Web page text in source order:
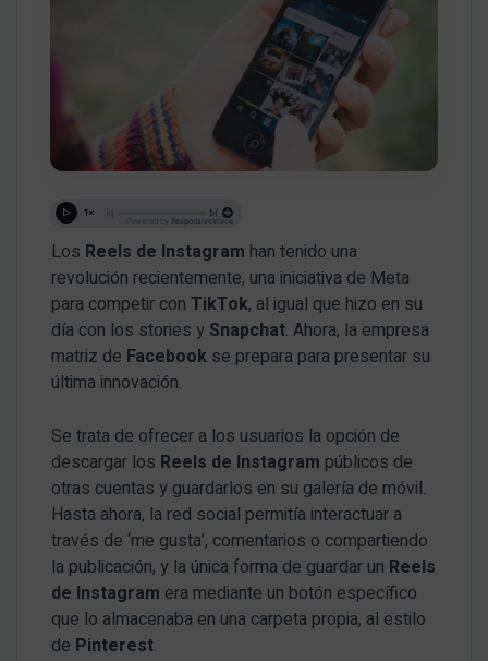
Los Reels de Instagram han tenido una
revolución recientemente, una iniciativa de Meta
para competir conTikTok, al igual que hizo en su
día con los stories y Snapchat. Ahora, la empresa
matriz de Facebook se prepara para presentar su
última innovación.
Se trata de ofrecer a los usuarios la opción de
descargar los Reels de Instagram públicos de
otras cuentas y guardarlos en su galería de móvil.
Hasta ahora, la red social permitía interactuar a
través de ‘me gusta’, comentarios o compartiendo
la publicación, y la única forma de guardar un Reels
de Instagram era mediante un botón específico
que lo almacenaba en una carpeta propia, al estilo
de Pinterest.